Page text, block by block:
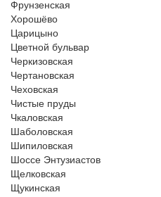
Фрунзенская
Хорошёво
Царицыно
Цветной бульвар
Черкизовская
Чертановская
Чеховская
Чистые пруды
Чкаловская
Шаболовская
Шипиловская
Шоссе Энтузиастов
Щелковская
Щукинская